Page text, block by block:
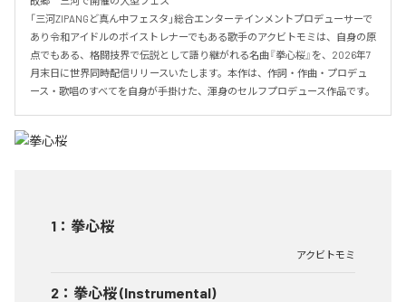
「三河ZIPANGど真ん中フェスタ」総合エンターテインメントプロデューサーで
あり令和アイドルのボイストレナーでもある歌手のアクビトモミは、自身の原
点でもある、格闘技界で伝説として語り継がれる名曲『拳心桜』を、2026年7
月末日に世界同時配信リリースいたします。本作は、作詞・作曲・プロデュ
ース・歌唱のすべてを自身が手掛けた、渾身のセルフプロデュース作品です。
1 ： 拳心桜
アクビトモミ
2 ： 拳心桜 (Instrumental)